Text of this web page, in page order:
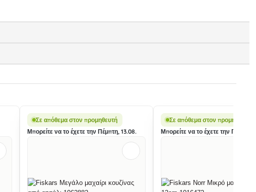
Σε απόθεμα στον προμηθευτή
Μπορείτε να το έχετε την Πέμπτη, 13.08.
Σε απόθεμα στον προμηθευτή
Μπορείτε να το έχετε την Πέμπτη,